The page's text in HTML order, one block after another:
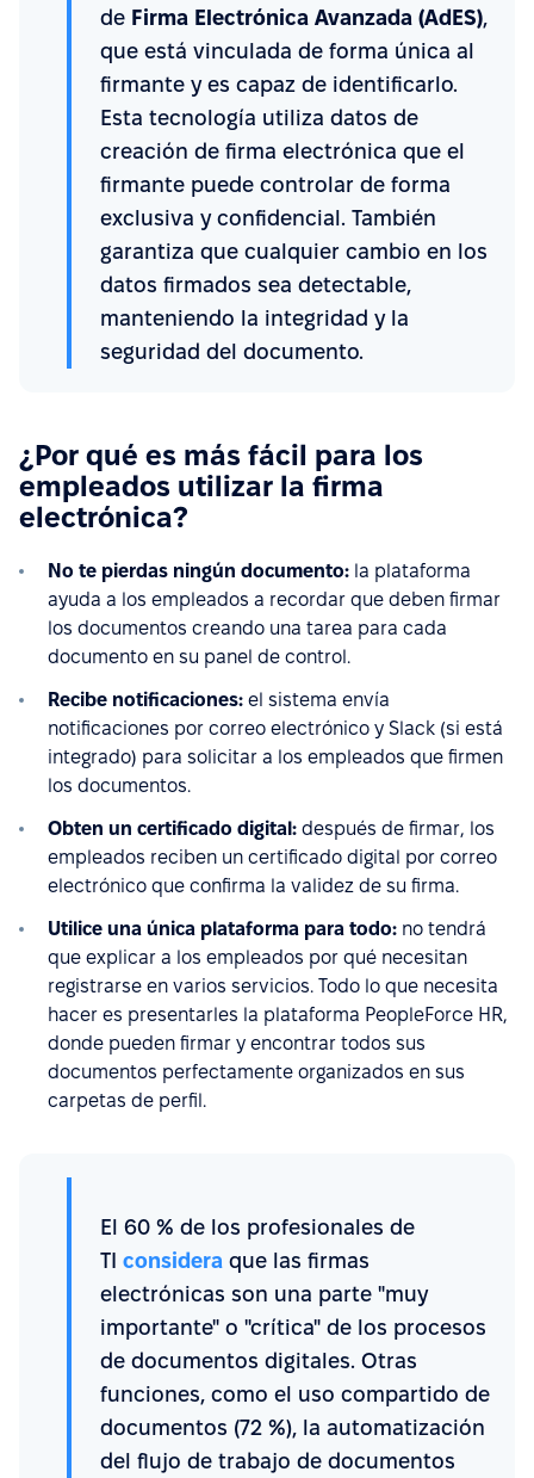
de Firma Electrónica Avanzada (AdES),
que está vinculada de forma única al
firmante y es capaz de identificarlo.
Esta tecnología utiliza datos de
creación de firma electrónica que el
firmante puede controlar de forma
exclusiva y confidencial. También
garantiza que cualquier cambio en los
datos firmados sea detectable,
manteniendo la integridad y la
seguridad del documento.
¿Por qué es más fácil para los
empleados utilizar la firma
electrónica?
No te pierdas ningún documento: la plataforma
ayuda a los empleados a recordar que deben firmar
los documentos creando una tarea para cada
documento en su panel de control.
Recibe notificaciones: el sistema envía
notificaciones por correo electrónico y Slack (si está
integrado) para solicitar a los empleados que firmen
los documentos.
Obten un certificado digital: después de firmar, los
empleados reciben un certificado digital por correo
electrónico que confirma la validez de su firma.
Utilice una única plataforma para todo: no tendrá
que explicar a los empleados por qué necesitan
registrarse en varios servicios. Todo lo que necesita
hacer es presentarles la plataforma PeopleForce HR,
donde pueden firmar y encontrar todos sus
documentos perfectamente organizados en sus
carpetas de perfil.
El 60 % de los profesionales de
TI considera que las firmas
electrónicas son una parte "muy
importante" o "crítica" de los procesos
de documentos digitales. Otras
funciones, como el uso compartido de
documentos (72 %), la automatización
del flujo de trabajo de documentos